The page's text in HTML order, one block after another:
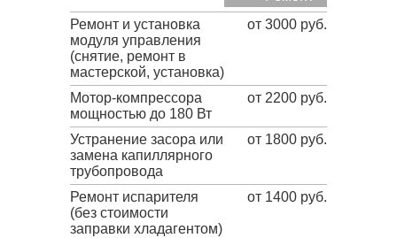
Ремонт и установка
модуля управления
(снятие, ремонт в
мастерской, установка)
от 3000 руб.
Мотор-компрессора
мощностью до 180 Вт
от 2200 руб.
Устранение засора или
замена капиллярного
трубопровода
от 1800 руб.
Ремонт испарителя
(без стоимости
заправки хладагентом)
от 1400 руб.